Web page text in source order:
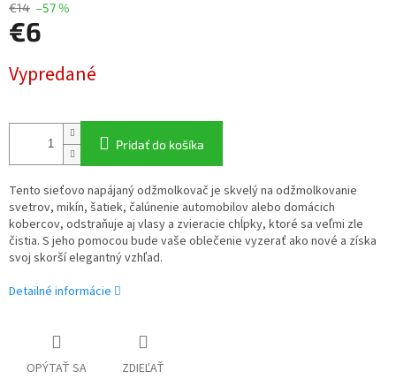
€14 –57 %
€6
cena:
Vypredané
Pridať do košíka
Tento sieťovo napájaný odžmolkovač je skvelý na odžmolkovanie
svetrov, mikín, šatiek, čalúnenie automobilov alebo domácich
kobercov, odstraňuje aj vlasy a zvieracie chĺpky, ktoré sa veľmi zle
čistia. S jeho pomocou bude vaše oblečenie vyzerať ako nové a získa
svoj skorší elegantný vzhľad.
Detailné informácie
OPÝTAŤ SA ZDIEĽAŤ